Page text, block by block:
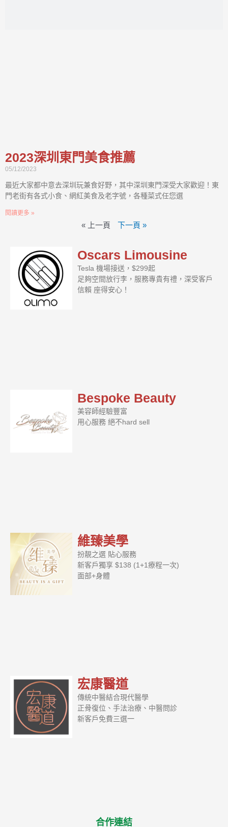
2023深圳東門美食推薦
05/12/2023
最近大家都中意去深圳玩兼食好野，其中深圳東門深受大家歡迎！東
門老街有各式小食、網紅美食及老字號，各種菜式任您選
閱讀更多 »
« 上一頁 下一頁 »
Oscars Limousine
Tesla 機場接送，$299起
足夠空間放行李，服務專貴有禮，深受客戶
信賴 座得安心！
Bespoke Beauty
美容師經驗豐富
用心服務 絕不hard sell
維臻美學
扮靚之選 貼心服務
新客戶獨享 $138 (1+1療程一次)
面部+身體
宏康醫道
傳統中醫結合現代醫學
正骨復位、手法治療、中醫問診
新客戶免費三選一
合作連結